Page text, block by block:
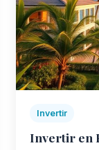
Invertir
Invertir en